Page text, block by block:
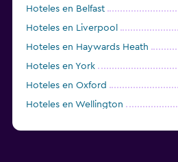
Hoteles en Belfast
Hoteles en Liverpool
Hoteles en Haywards Heath
Hoteles en York
Hoteles en Oxford
Hoteles en Wellington